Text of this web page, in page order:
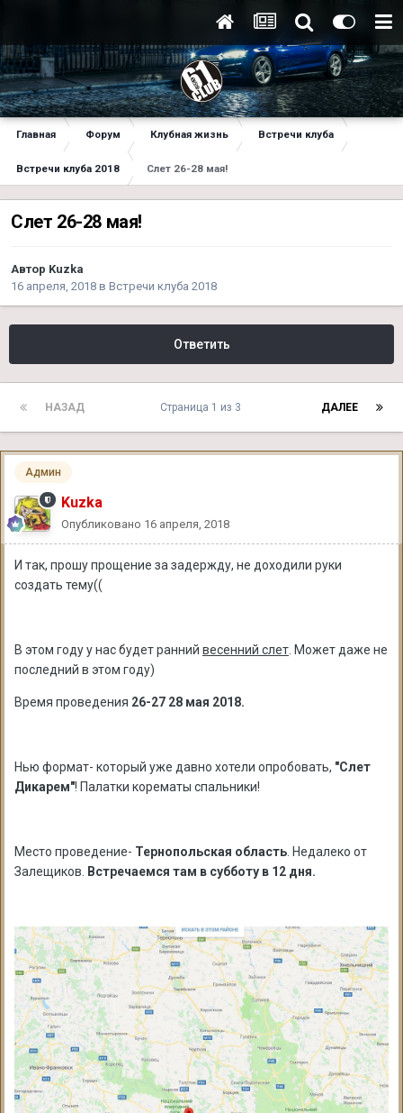
Главная Форум Клубная жизнь Встречи клуба
Встречи клуба 2018 Слет 26-28 мая!
Слет 26-28 мая!
Автор Kuzka
16 апреля, 2018 в Встречи клуба 2018
Ответить
НАЗАД ДАЛЕЕ
Страница 1 из 3
Админ
Kuzka
Опубликовано 16 апреля, 2018
И так, прошу прощение за задержду, не доходили руки
создать тему((
В этом году у нас будет ранний весенний слет . Может даже не
последний в этом году)
Время проведения 26-27 28 мая 2018.
Нью формат- который уже давно хотели опробовать, "Слет
Дикарем"! Палатки корематы спальники!
Место проведение- Тернопольская область . Недалеко от
Залещиков. Встречаемся там в субботу в 12 дня.